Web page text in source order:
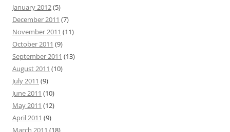
January 2012(5)
December 2011 (7)
November 2011 (11)
October 2011 (9)
September 2011 (13)
August 2011 (10)
July 2011 (9)
June 2011 (10)
May 2011 (12)
April 2011 (9)
March 2011 (18)